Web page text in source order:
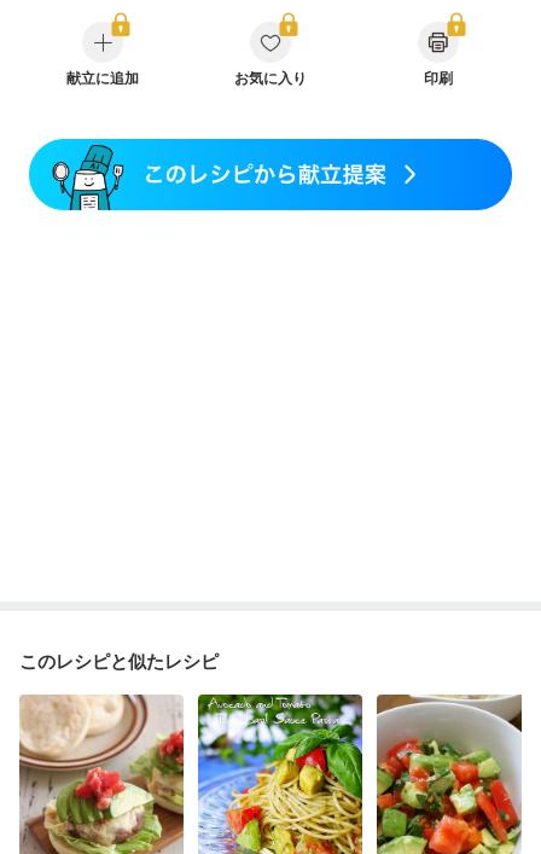
CKD（ステージ３b）
乳がん（抗がん剤治療中）
乳がん（ホルモン療法中）
乳がん（放射線治療中）
乳がん治療を終えた方・経過観察中の方など
妊娠中(初期)
妊婦健診・血糖値が気になる（初期）
妊娠糖尿病(初期)
産後（母乳）
産後（混合栄養）
産後（ミルク）
献立に追加 お気に入り 印刷
このレシピと似たレシピ